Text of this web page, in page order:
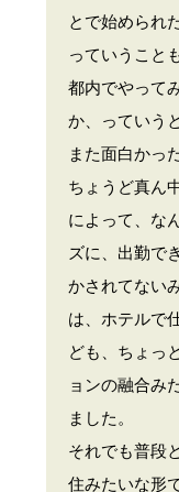
とで始められ
っていうこと
都内でやって
か、っていう
また面白かっ
ちょうど真ん
によって、な
ズに、出勤で
かされてない
は、ホテルで
ども、ちょっ
ョンの融合み
ました。
それでも普段
住みたいな形